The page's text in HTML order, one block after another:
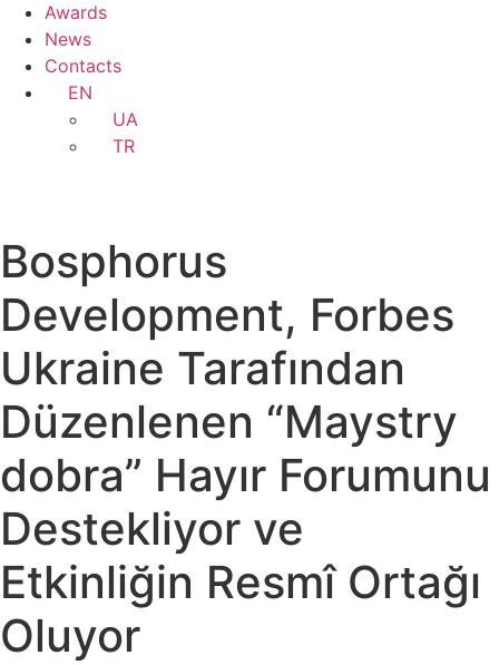
Awards
News
Contacts
EN
UA
TR
Bosphorus
Development, Forbes
Ukraine Tarafından
Düzenlenen “Maystry
dobra” Hayır Forumunu
Destekliyor ve
Etkinliğin Resmî Ortağı
Oluyor